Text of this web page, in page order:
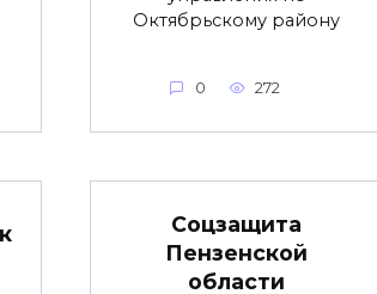
Октябрьскому району
0 272
Соцзащита
Пензенской
области